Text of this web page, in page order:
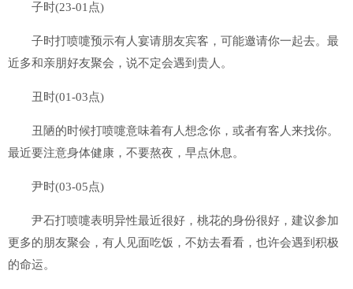
子时(23-01点)
子时打喷嚏预示有人宴请朋友宾客，可能邀请你一起去。最
近多和亲朋好友聚会，说不定会遇到贵人。
丑时(01-03点)
丑陋的时候打喷嚏意味着有人想念你，或者有客人来找你。
最近要注意身体健康，不要熬夜，早点休息。
尹时(03-05点)
尹石打喷嚏表明异性最近很好，桃花的身份很好，建议参加
更多的朋友聚会，有人见面吃饭，不妨去看看，也许会遇到积极
的命运。